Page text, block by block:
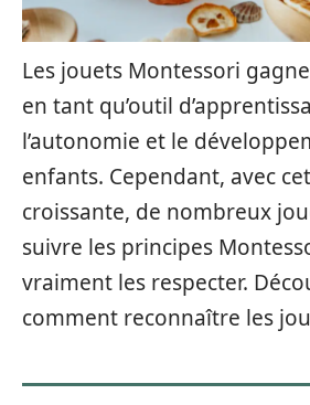
Les jouets Montessori
en tant qu’outil
l’autonomie et le
enfants. Cependant, avec
croissante, de nombreux
suivre les principes
vraiment les respecter.
comment reconnaître les